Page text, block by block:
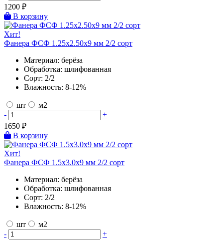
1200 ₽
В корзину
Хит!
Фанера ФСФ 1.25х2.50х9 мм 2/2 сорт
Материал: берёза
Обработка: шлифованная
Сорт: 2/2
Влажность: 8-12%
шт
м2
-
+
1650 ₽
В корзину
Хит!
Фанера ФСФ 1.5х3.0х9 мм 2/2 сорт
Материал: берёза
Обработка: шлифованная
Сорт: 2/2
Влажность: 8-12%
шт
м2
-
+